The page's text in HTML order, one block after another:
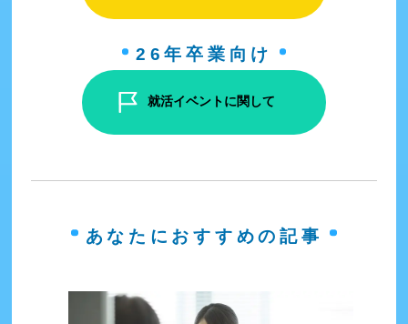
26年卒業向け
就活イベントに関して
あなたにおすすめの記事